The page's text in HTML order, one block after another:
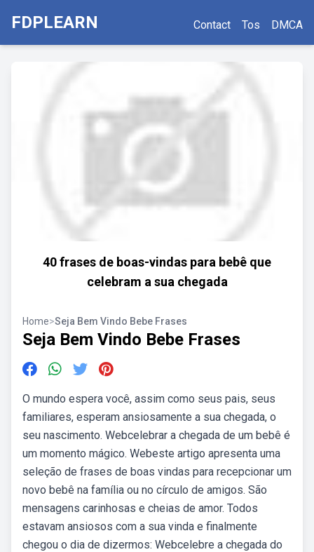
FDPLEARN Contact Tos DMCA
40 frases de boas-vindas para bebê que
celebram a sua chegada
Home>Seja Bem Vindo Bebe Frases
Seja Bem Vindo Bebe Frases
O mundo espera você, assim como seus pais, seus
familiares, esperam ansiosamente a sua chegada, o
seu nascimento. Webcelebrar a chegada de um bebê é
um momento mágico. Webeste artigo apresenta uma
seleção de frases de boas vindas para recepcionar um
novo bebê na família ou no círculo de amigos. São
mensagens carinhosas e cheias de amor. Todos
estavam ansiosos com a sua vinda e finalmente
chegou o dia de dizermos: Webcelebre a chegada do